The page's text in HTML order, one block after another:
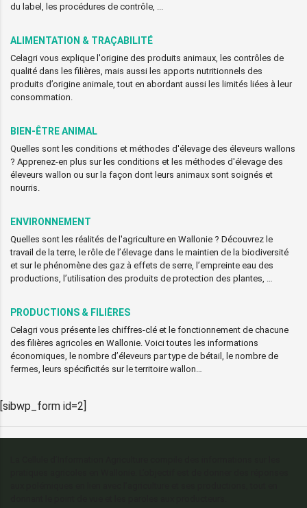
du label, les procédures de contrôle, ...
ALIMENTATION & TRAÇABILITÉ
Celagri vous explique l'origine des produits animaux, les contrôles de
qualité dans les filières, mais aussi les apports nutritionnels des
produits d’origine animale, tout en abordant aussi les limités liées à leur
consommation.
BIEN-ÊTRE ANIMAL
Quelles sont les conditions et méthodes d'élevage des éleveurs wallons
? Apprenez-en plus sur les conditions et les méthodes d'élevage des
éleveurs wallon ou sur la façon dont leurs animaux sont soignés et
nourris.
ENVIRONNEMENT
Quelles sont les réalités de l'agriculture en Wallonie ? Découvrez le
travail de la terre, le rôle de l’élevage dans le maintien de la biodiversité
et sur le phénomène des gaz à effets de serre, l’empreinte eau des
productions, l’utilisation des produits de protection des plantes, …
PRODUCTIONS & FILIÈRES
Celagri vous présente les chiffres-clé et le fonctionnement de chacune
des filières agricoles en Wallonie. Voici toutes les informations
économiques, le nombre d’éleveurs par type de bétail, le nombre de
fermes, leurs spécificités sur le territoire wallon…
[sibwp_form id=2]